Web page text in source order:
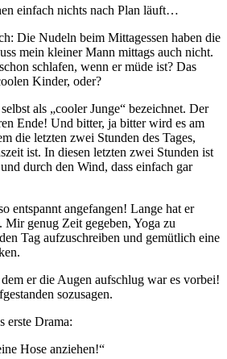
einfach nichts nach Plan läuft…
Die Nudeln beim Mittagessen haben die
mein kleiner Mann mittags auch nicht.
schlafen, wenn er müde ist? Das
Kinder, oder?
als „cooler Junge“ bezeichnet. Der
Ende! Und bitter, ja bitter wird es am
die letzten zwei Stunden des Tages,
ist. In diesen letzten zwei Stunden ist
durch den Wind, dass einfach gar
entspannt angefangen! Lange hat er
Mir genug Zeit gegeben, Yoga zu
Tag aufzuschreiben und gemütlich eine
er die Augen aufschlug war es vorbei!
sozusagen.
erste Drama:
Hose anziehen!“